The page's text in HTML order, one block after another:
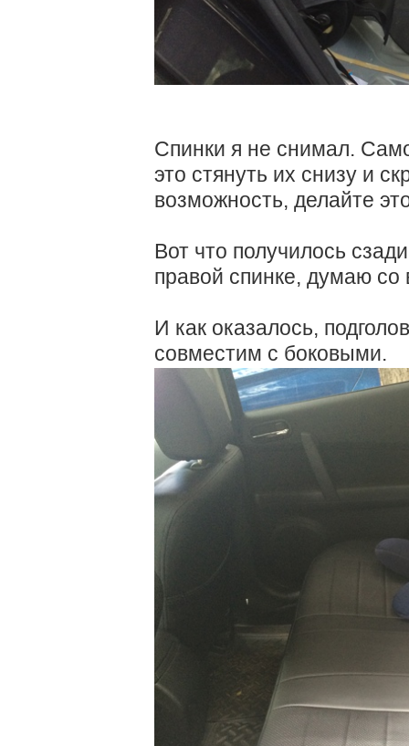
Спинки я не снимал.
это стянуть их снизу и
возможность, делайте
Вот что получилось
правой спинке, думаю
И как оказалось,
совместим с боковыми.